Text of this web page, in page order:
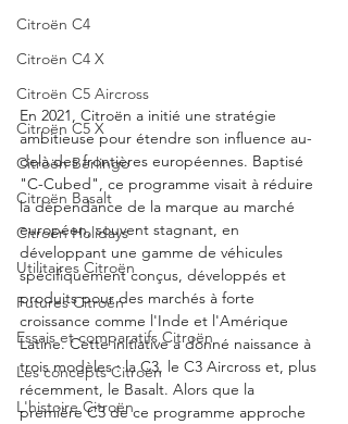
Citroën C4
Citroën C4 X
Citroën C5 Aircross
Citroën C5 X
Citroën Berlingo
Citroën Basalt
Citroën Holidays
Utilitaires Citroën
Futures Citroën
Essais et comparatifs Citroën
Les concepts Citroën
L'histoire Citroën
En 2021, Citroën a initié une stratégie
ambitieuse pour étendre son influence au-
delà des frontières européennes. Baptisé
"C-Cubed", ce programme visait à réduire
la dépendance de la marque au marché
européen, souvent stagnant, en
développant une gamme de véhicules
spécifiquement conçus, développés et
produits pour des marchés à forte
croissance comme l'Inde et l'Amérique
Latine. Cette initiative a donné naissance à
trois modèles : la C3, le C3 Aircross et, plus
récemment, le Basalt. Alors que la
première C3 de ce programme approche